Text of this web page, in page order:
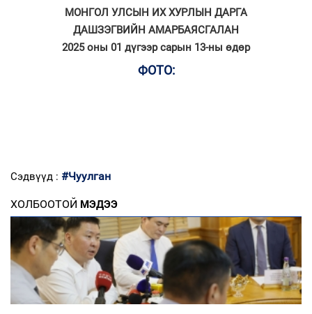
МОНГОЛ УЛСЫН ИХ ХУРЛЫН ДАРГА
ДАШЗЭГВИЙН АМАРБАЯСГАЛАН
2025 оны 01 дүгээр сарын 13-ны өдөр
ФОТО:
Сэдвүүд : #Чуулган
ХОЛБООТОЙ МЭДЭЭ